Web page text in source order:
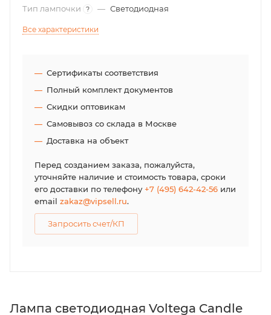
Тип лампочки
? — Светодиодная
Все характеристики
Сертификаты соответствия
Полный комплект документов
Скидки оптовикам
Самовывоз со склада в Москве
Доставка на объект
Перед созданием заказа, пожалуйста,
уточняйте наличие и стоимость товара, сроки
его доставки по телефону+7 (495) 642-42-56 или
email zakaz@vipsell.ru.
Запросить счет/КП
Лампа светодиодная Voltega Candle